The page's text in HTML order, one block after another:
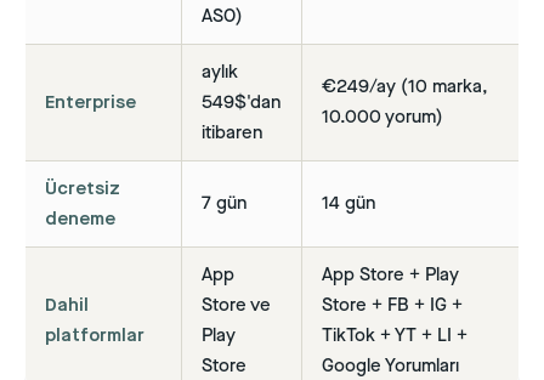
ASO)
Enterprise
aylık
549$'dan
itibaren
€249/ay (10 marka,
10.000 yorum)
Ücretsiz
deneme
7 gün 14 gün
Dahil
platformlar
App
Store ve
Play
Store
App Store + Play
Store + FB + IG +
TikTok + YT + LI +
Google Yorumları